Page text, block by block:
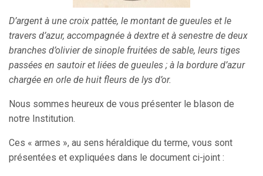
D’argent à une croix pattée, le montant de gueules et le
travers d’azur, accompagnée à dextre et à senestre de deux
branches d’olivier de sinople fruitées de sable, leurs tiges
passées en sautoir et liées de gueules ; à la bordure d’azur
chargée en orle de huit fleurs de lys d’or.
Nous sommes heureux de vous présenter le blason de
notre Institution.
Ces « armes », au sens héraldique du terme, vous sont
présentées et expliquées dans le document ci-joint :